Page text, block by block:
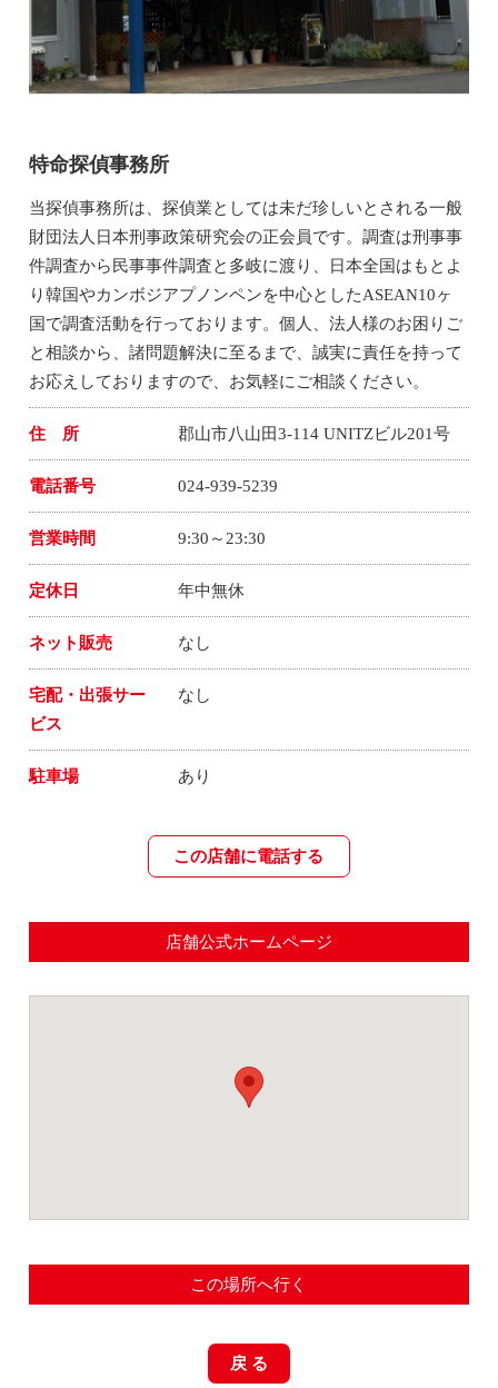
特命探偵事務所
当探偵事務所は、探偵業としては未だ珍しいとされる一般
財団法人日本刑事政策研究会の正会員です。調査は刑事事
件調査から民事事件調査と多岐に渡り、日本全国はもとよ
り韓国やカンボジアプノンペンを中心としたASEAN10ヶ
国で調査活動を行っております。個人、法人様のお困りご
と相談から、諸問題解決に至るまで、誠実に責任を持って
お応えしておりますので、お気軽にご相談ください。
住 所 郡山市八山田3-114 UNITZビル201号
電話番号 024-939-5239
営業時間 9:30～23:30
定休日 年中無休
ネット販売 なし
宅配・出張サー
ビス
なし
駐車場 あり
この店舗に電話する
店舗公式ホームページ
この場所へ行く
戻 る